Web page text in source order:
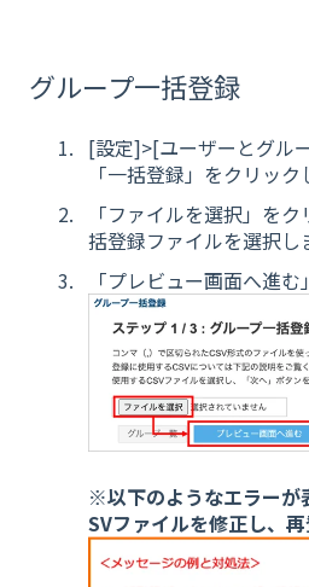
グループ一括登録
[設定]>[ユーザーとグル
「一括登録」をクリック
「ファイルを選択」を
括登録ファイルを選択し
「プレビュー画面へ進む
※以下のようなエラーが
SVファイルを修正し、再